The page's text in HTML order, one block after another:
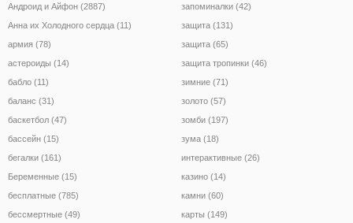
Андроид и Айфон (2887)
Анна их Холодного сердца (11)
армия (78)
астероиды (14)
бабло (11)
баланс (31)
баскетбол (47)
бассейн (15)
бегалки (161)
Беременные (15)
бесплатные (785)
бессмертные (49)
запоминалки (42)
защита (131)
защита (65)
защита тропинки (46)
зимние (71)
золото (57)
зомби (197)
зума (18)
интерактивные (26)
казино (14)
камни (60)
карты (149)